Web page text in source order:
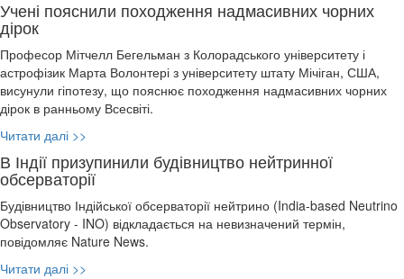
Учені пояснили походження надмасивних чорних
дірок
Професор Мітчелл Бегельман з Колорадського університету і
астрофізик Марта Волонтері з університету штату Мічіган, США,
висунули гіпотезу, що пояснює походження надмасивних чорних
дірок в ранньому Всесвіті.
Читати далі >>
В Індії призупинили будівництво нейтринної
обсерваторії
Будівництво Індійської обсерваторії нейтрино (India-based Neutrino
Observatory - INO) відкладається на невизначений термін,
повідомляє Nature News.
Читати далі >>